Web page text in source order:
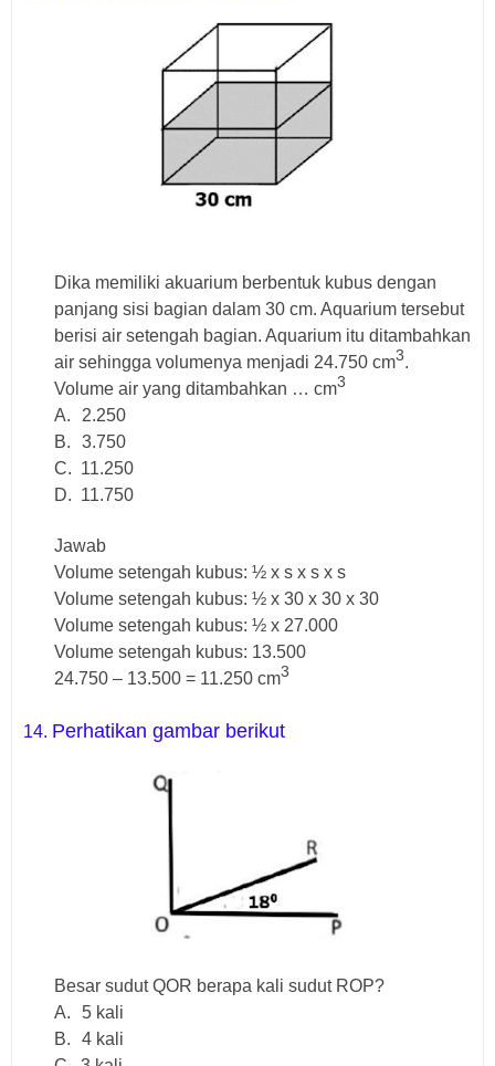
Dika memiliki akuarium berbentuk kubus dengan
panjang sisi bagian dalam 30 cm. Aquarium tersebut
berisi air setengah bagian. Aquarium itu ditambahkan
air sehingga volumenya menjadi 24.750 cm3.
Volume air yang ditambahkan … cm3
A.
2.250
B.
3.750
C. 11.250
D. 11.750
Jawab
Volume setengah kubus: ½ x s x s x s
Volume setengah kubus: ½ x 30 x 30 x 30
Volume setengah kubus: ½ x 27.000
Volume setengah kubus: 13.500
24.750 – 13.500 = 11.250 cm3
14. Perhatikan gambar berikut
Besar sudut QOR berapa kali sudut ROP?
A.
5 kali
B.
4 kali